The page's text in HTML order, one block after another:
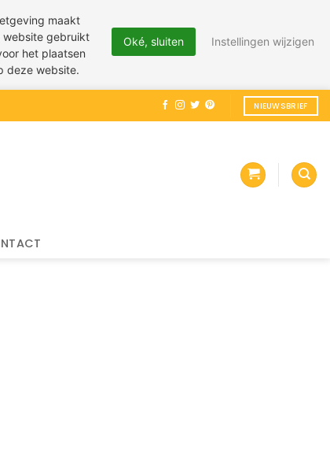
NIEUWSBRIEF
maakt
website gebruikt
het plaatsen
deze website.
Oké, sluiten Instellingen wijzigen